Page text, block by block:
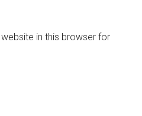
in this browser for